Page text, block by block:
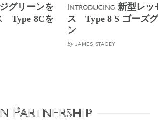
グリーンを
Type 8Cを
Introducing 新型レッ
ス Type 8 S ゴーズ
ン
By JAMES STACEY
Partnership